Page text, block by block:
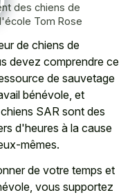
des chiens de
Tom Rose
de chiens de
devez comprendre ce
de sauvetage
bénévole, et
SAR sont des
d'heures à la cause
mêmes.
de votre temps et
vous supportez